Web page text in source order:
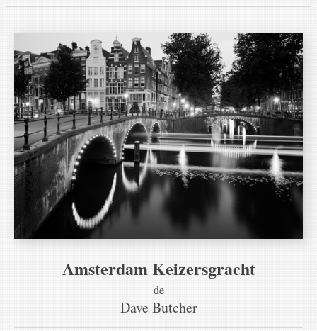
Amsterdam Keizersgracht
de
Dave Butcher